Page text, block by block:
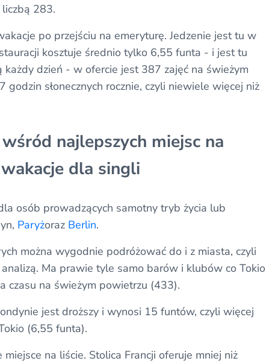
283.
po przejściu na emeryturę. Jedzenie jest tu w
kosztuje średnio tylko 6,55 funta - i jest tu
dzień - w ofercie jest 387 zajęć na świeżym
słonecznych rocznie, czyli niewiele więcej niż
najlepszych miejsc na
dla singli
osób prowadzących samotny tryb życia lub
Paryżoraz Berlin.
można wygodnie podróżować do i z miasta, czyli
Ma prawie tyle samo barów i klubów co Tokio
czasu na świeżym powietrzu (433).
jest droższy i wynosi 15 funtów, czyli więcej
(6,55 funta).
na liście. Stolica Francji oferuje mniej niż